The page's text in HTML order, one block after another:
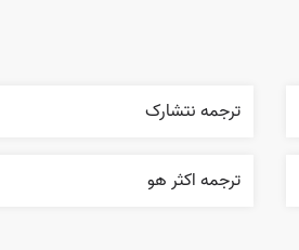
ترجمه نتشارک
ترجمه اکثر هو